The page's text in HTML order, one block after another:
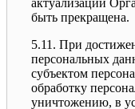
актуализации
быть прекращена.
5.11. При
персональных
субъектом
обработку
уничтожению, в